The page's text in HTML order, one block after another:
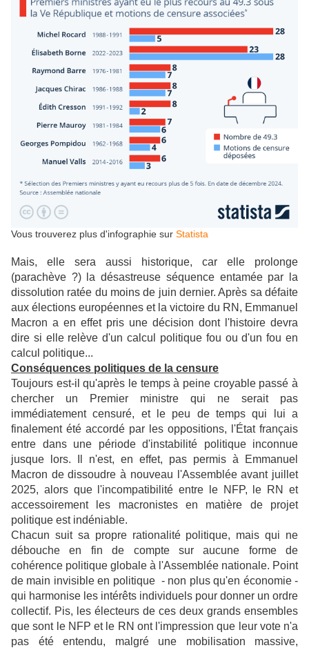
Vous trouverez plus d'infographie sur Statista
Mais, elle sera aussi historique, car elle prolonge
(parachève ?) la désastreuse séquence entamée par la
dissolution ratée du moins de juin dernier. Après sa défaite
aux élections européennes et la victoire du RN, Emmanuel
Macron a en effet pris une décision dont l'histoire devra
dire si elle relève d'un calcul politique fou ou d'un fou en
calcul politique...
Conséquences politiques de la censure
Toujours est-il qu'après le temps à peine croyable passé à
chercher un Premier ministre qui ne serait pas
immédiatement censuré, et le peu de temps qui lui a
finalement été accordé par les oppositions, l'État français
entre dans une période d'instabilité politique inconnue
jusque lors. Il n'est, en effet, pas permis à Emmanuel
Macron de dissoudre à nouveau l'Assemblée avant juillet
2025, alors que l'incompatibilité entre le NFP, le RN et
accessoirement les macronistes en matière de projet
politique est indéniable.
Chacun suit sa propre rationalité politique, mais qui ne
débouche en fin de compte sur aucune forme de
cohérence politique globale à l'Assemblée nationale. Point
de main invisible en politique - non plus qu'en économie -
qui harmonise les intérêts individuels pour donner un ordre
collectif. Pis, les électeurs de ces deux grands ensembles
que sont le NFP et le RN ont l'impression que leur vote n'a
pas été entendu, malgré une mobilisation massive,